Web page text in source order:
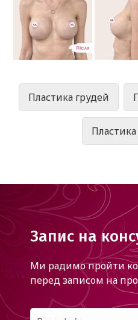
Пластика грудей
Запис на
Ми радимо пройти
перед записом на